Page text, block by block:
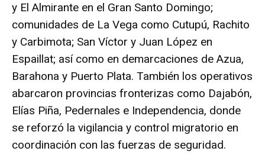
y El Almirante en el Gran Santo Domingo;
comunidades de La Vega como Cutupú, Rachito
y Carbimota; San Víctor y Juan López en
Espaillat; así como en demarcaciones de Azua,
Barahona y Puerto Plata. También los operativos
abarcaron provincias fronterizas como Dajabón,
Elías Piña, Pedernales e Independencia, donde
se reforzó la vigilancia y control migratorio en
coordinación con las fuerzas de seguridad.